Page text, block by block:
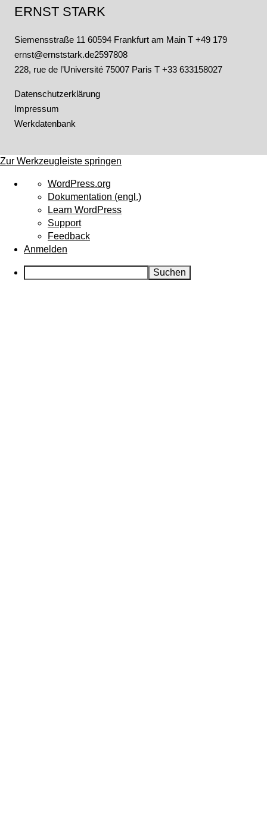
ERNST STARK
Siemensstraße 11 60594 Frankfurt am Main
ernst@ernststark.de
T +49 179
2597808
228, rue de l’Université 75007 Paris T +33 633158027
Datenschutzerklärung
Impressum
Werkdatenbank
Zur Werkzeugleiste springen
Über
WordPress
WordPress.org
Dokumentation (engl.)
Learn WordPress
Support
Feedback
Anmelden
Suchen